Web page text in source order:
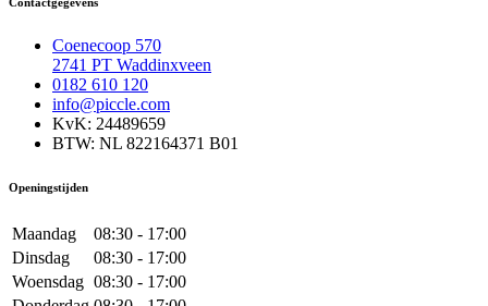
Coenecoop 570
2741 PT Waddinxveen
0182 610 120
info@piccle.com
KvK: 24489659
BTW: NL 822164371 B01
Openingstijden
Maandag
08:30 - 17:00
Dinsdag
08:30 - 17:00
Woensdag 08:30 - 17:00